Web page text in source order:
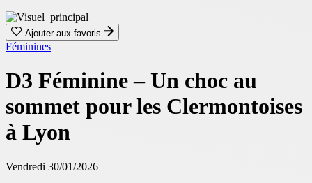
Ajouter aux favoris
Féminines
D3 Féminine – Un choc au
sommet pour les Clermontoises
à Lyon
Vendredi 30/01/2026